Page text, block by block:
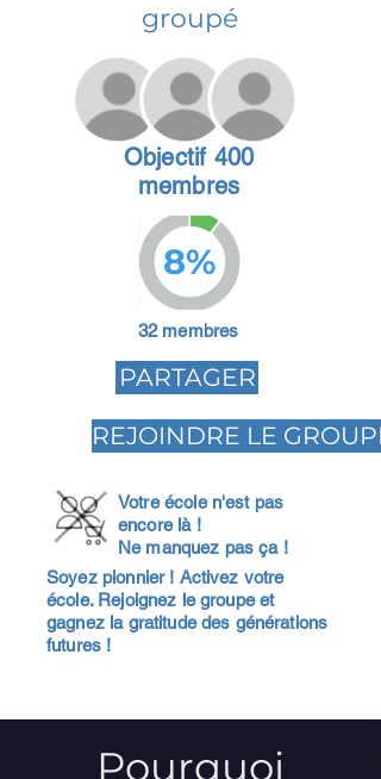
groupé
Objectif 400
membres
8%
32 membres
PARTAGER
REJOINDRE LE GROUPE
Votre école n'est pas
encore là !
Ne manquez pas ça !
Soyez pionnier ! Activez votre
école. Rejoignez le groupe et
gagnez la gratitude des générations
futures !
Pourquoi